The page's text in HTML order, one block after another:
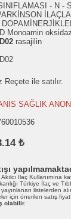
- N -
Monoamin
rasajilin
Reçete ile satılır.
SAĞLIK
₺
İlaç Kullanımına
Türkiye İlaç ve
listelerden
için önerilen satış
olabilir.